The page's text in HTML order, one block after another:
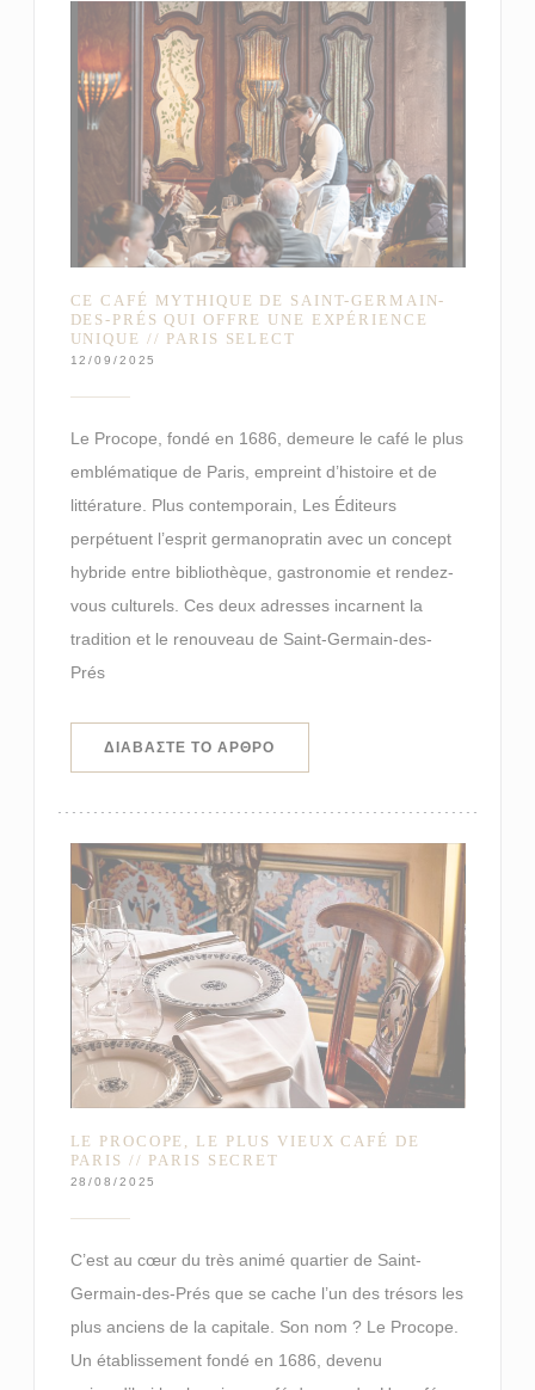
CE CAFÉ MYTHIQUE DE SAINT-GERMAIN-
DES-PRÉS QUI OFFRE UNE EXPÉRIENCE
UNIQUE // PARIS SELECT
12/09/2025
Le Procope, fondé en 1686, demeure le café le plus
emblématique de Paris, empreint d’histoire et de
littérature. Plus contemporain, Les Éditeurs
perpétuent l’esprit germanopratin avec un concept
hybride entre bibliothèque, gastronomie et rendez-
vous culturels. Ces deux adresses incarnent la
tradition et le renouveau de Saint-Germain-des-
Prés
ΔΙΑΒΆΣΤΕ ΤΟ ΆΡΘΡΟ
LE PROCOPE, LE PLUS VIEUX CAFÉ DE
PARIS // PARIS SECRET
28/08/2025
C’est au cœur du très animé quartier de Saint-
Germain-des-Prés que se cache l’un des trésors les
plus anciens de la capitale. Son nom ? Le Procope.
Un établissement fondé en 1686, devenu